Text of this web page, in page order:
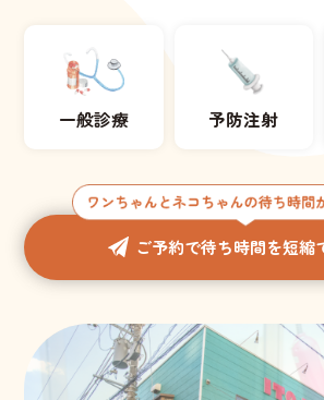
一般診療 予防注射
ご予約で待ち時間を短縮